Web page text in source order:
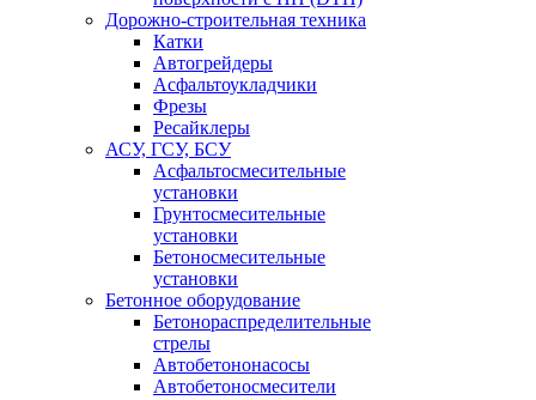
Дорожно-строительная техника
Катки
Автогрейдеры
Асфальтоукладчики
Фрезы
Ресайклеры
АСУ, ГСУ, БСУ
Асфальтосмесительные
установки
Грунтосмесительные
установки
Бетоносмесительные
установки
Бетонное оборудование
Бетонораспределительные
стрелы
Автобетононасосы
Автобетоносмесители